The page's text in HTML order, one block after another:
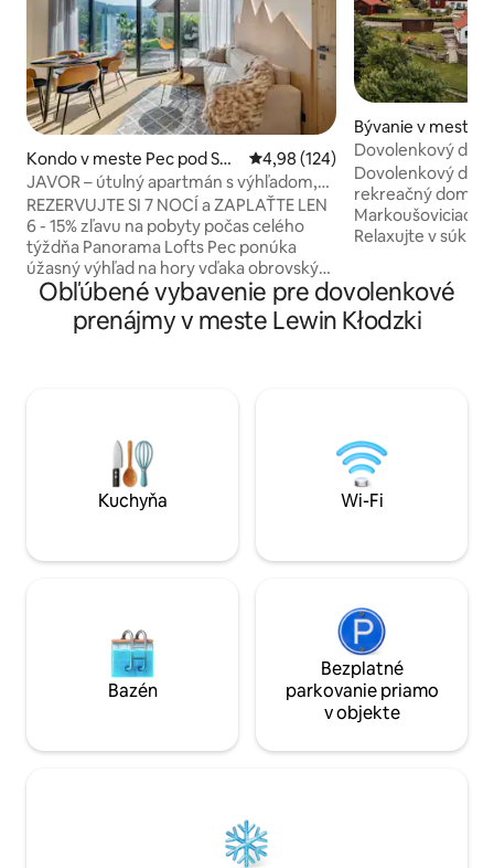
Kondo v meste Pec pod Sně
žkou
Priemerné ohodnotenie 4,98 z
4,98 (124)
JAVOR – útulný apartmán s výhľadom,
terasou, parkoviskom
REZERVUJTE SI 7 NOCÍ a ZAPLAŤTE LEN
6 - 15% zľavu na pobyty počas celého
týždňa Panorama Lofts Pec ponúka
úžasný výhľad na hory vďaka obrovským
skleneným stenám, vďaka ktorým sa
cítite ako súčasť okolia. Táto nová
budova je jedným z architektonických
jednu zastávku skibusom, ktorý
zastavuje priamo za domom. Centrum
mesta je vzdialené len 5 minút chôdze.
Bývanie v meste
ňovice
Dovolenkový
Dovolenkový
rekreačný dom
Markoušoviciach
Relaxujte v
užite vírivku (k
ktorá sa zahreje
Úplne
energie!
Obľúbené vybavenie pre dovolenkové
prenájmy v meste Lewin Kłodzki
Kuchyňa Wi-Fi
Bazén
Bezplatné
parkovanie priamo
v objekte